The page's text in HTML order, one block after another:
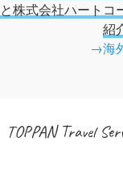
と株式会社ハートコ
紹
→海
TOPPAN Travel